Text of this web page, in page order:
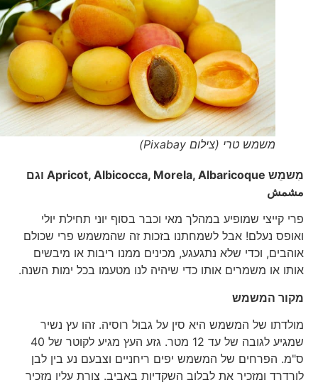
משמש טרי (צילום Pixabay)
מִשמֵש Apricot,Albicocca,Morela,Albaricoque
וגם
مشمش
פרי קייצי שמופיע במהלך מאי וכבר בסוף יוני תחילת יולי
ואופס נעלם! אבל לשמחתנו בזכות זה שהמשמש פרי שכולם
אוהבים, וכדי שלא נתגעגע, מכינים ממנו ריבות או מיבשים
אותו או משמרים אותו כדי שיהיה לנו מטעמו בכל ימות השנה.
מקור המשמש
מולדתו של המשמש היא סין על גבול רוסיה. זהו עץ נשיר
שמגיע לגובה של עד 12 מטר. גזע העץ מגיע לקוטר של 40
ס"מ. הפרחים של המשמש יפים ריחניים וצבעם נע בין לבן
לורדרד ומזכיר את לבלוב השקדיות באביב. צורת עליו מזכיר